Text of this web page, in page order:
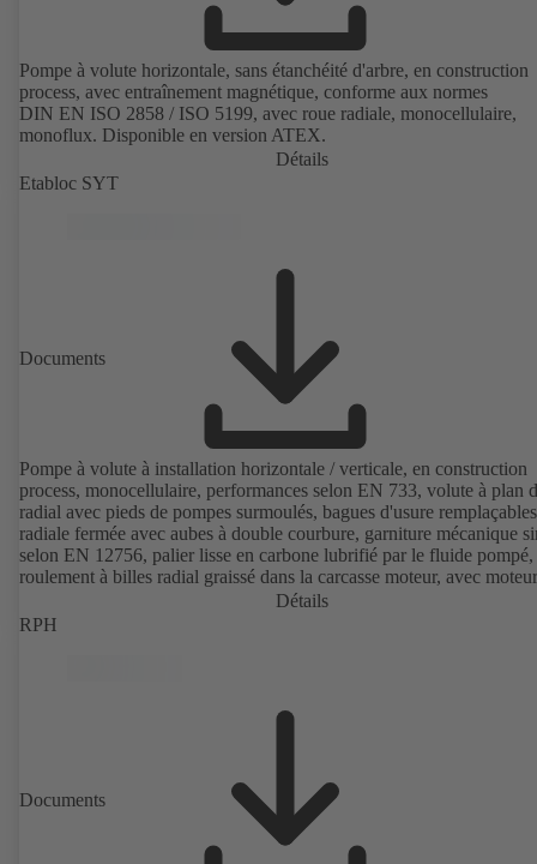
Pompe à volute horizontale, sans étanchéité d'arbre, en construction
process, avec entraînement magnétique, conforme aux normes
DIN EN ISO 2858 / ISO 5199, avec roue radiale, monocellulaire,
monoflux. Disponible en version ATEX.
Détails
Etabloc SYT
Documents
Pompe à volute à installation horizontale / verticale, en construction
process, monocellulaire, performances selon EN 733, volute à plan
radial avec pieds de pompes surmoulés, bagues d'usure
radiale fermée avec aubes à double courbure, garniture mécanique
selon EN 12756, palier lisse en carbone lubrifié par le fluide pompé,
roulement à billes radial graissé dans la carcasse moteur, avec moteur
KSB SuPremE sans aimant, (sauf tailles de moteur 0,55 kW / 0,75
avec 1500 t/min qui sont équipées d'aimants permanents), classe de
Détails
RPH
Documents